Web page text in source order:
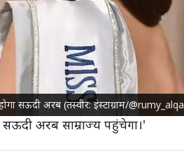
सऊदी अरब (तस्वीर: इंस्टाग्राम/
बार सऊदी अरब साम्राज्य
जानकारी दी है कि वह मिस
देश का झंडा लहराते हुए अपनी एक
सऊदी अरब साम्राज्य पहुंचेगा।'